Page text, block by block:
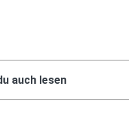
auch lesen